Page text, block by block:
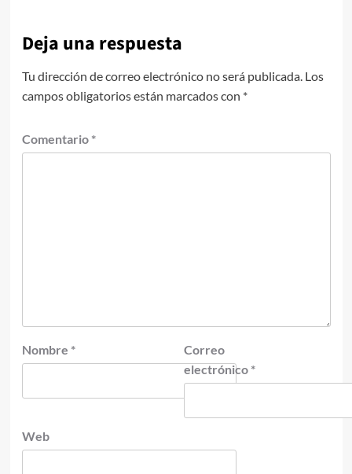
Deja una respuesta
Tu dirección de correo electrónico no será publicada. Los
campos obligatorios están marcados con *
Comentario *
Nombre *
Correo
electrónico *
Web